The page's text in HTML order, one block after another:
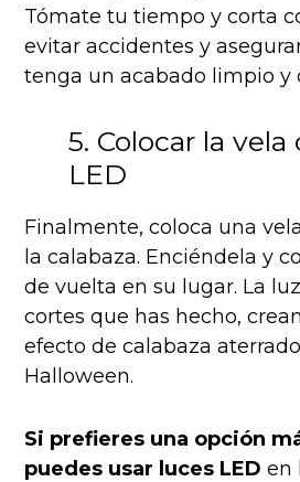
Tómate tu tiempo y corta
evitar accidentes y
tenga un acabado limpio y
5. Colocar la vela
LED
Finalmente, coloca una
la calabaza. Enciéndela y
de vuelta en su lugar. La
cortes que has hecho,
efecto de calabaza
Halloween.
Si prefieres una opción
puedes usar luces LED en